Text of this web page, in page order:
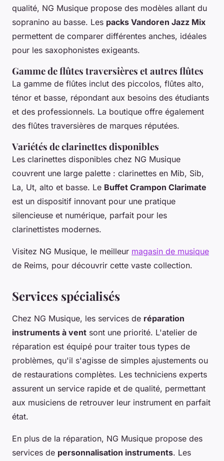
qualité, NG Musique propose des modèles allant du
sopranino au basse. Les packs Vandoren Jazz Mix
permettent de comparer différentes anches, idéales
pour les saxophonistes exigeants.
Gamme de flûtes traversières et autres flûtes
La gamme de flûtes inclut des piccolos, flûtes alto,
ténor et basse, répondant aux besoins des étudiants
et des professionnels. La boutique offre également
des flûtes traversières de marques réputées.
Variétés de clarinettes disponibles
Les clarinettes disponibles chez NG Musique
couvrent une large palette : clarinettes en Mib, Sib,
La, Ut, alto et basse. Le Buffet Crampon Clarimate
est un dispositif innovant pour une pratique
silencieuse et numérique, parfait pour les
clarinettistes modernes.
Visitez NG Musique, le meilleur magasin de musique
de Reims, pour découvrir cette vaste collection.
Services spécialisés
Chez NG Musique, les services de réparation
instruments à vent sont une priorité. L'atelier de
réparation est équipé pour traiter tous types de
problèmes, qu'il s'agisse de simples ajustements ou
de restaurations complètes. Les techniciens experts
assurent un service rapide et de qualité, permettant
aux musiciens de retrouver leur instrument en parfait
état.
En plus de la réparation, NG Musique propose des
services de personnalisation instruments. Les